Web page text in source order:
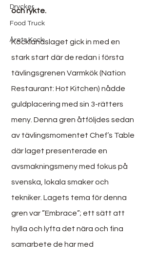
Drycker
Food Truck
Årets Kock
och rykte.
Kocklandslaget gick in med en
stark start där de redan i första
tävlingsgrenen Varmkök (Nation
Restaurant: Hot Kitchen) nådde
guldplacering med sin 3-rätters
meny. Denna gren åtföljdes sedan
av tävlingsmomentet Chef’s Table
där laget presenterade en
avsmakningsmeny med fokus på
svenska, lokala smaker och
tekniker. Lagets tema för denna
gren var ”Embrace”; ett sätt att
hylla och lyfta det nära och fina
samarbete de har med